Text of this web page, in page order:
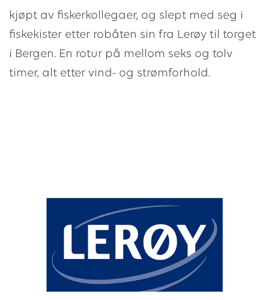
kjøpt av fiskerkollegaer, og slept med seg i
fiskekister etter robåten sin fra Lerøy til torget
i Bergen. En rotur på mellom seks og tolv
timer, alt etter vind- og strømforhold.